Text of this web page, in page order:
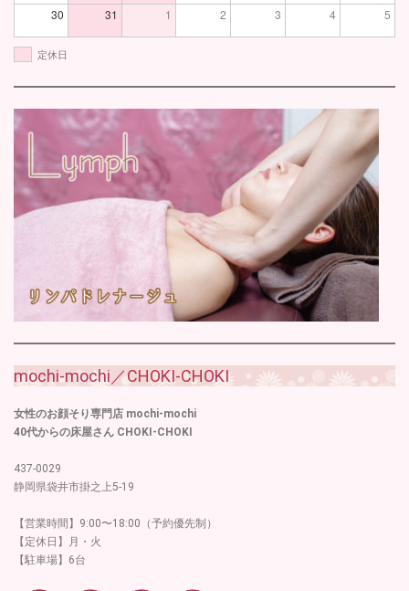
30 31 1 2 3 4 5
定休日
mochi-mochi／CHOKI-CHOKI
女性のお顔そり専門店 mochi-mochi
40代からの床屋さん CHOKI-CHOKI
437-0029
静岡県袋井市掛之上5-19
【営業時間】9:00〜18:00（予約優先制）
【定休日】月・火
【駐車場】6台